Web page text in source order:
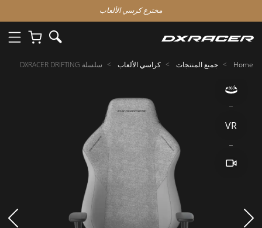
مخترع كرسي الألعاب
Home جميع المنتجات كراسي الألعاب سلسلة DXRACER DRIFTING
VR